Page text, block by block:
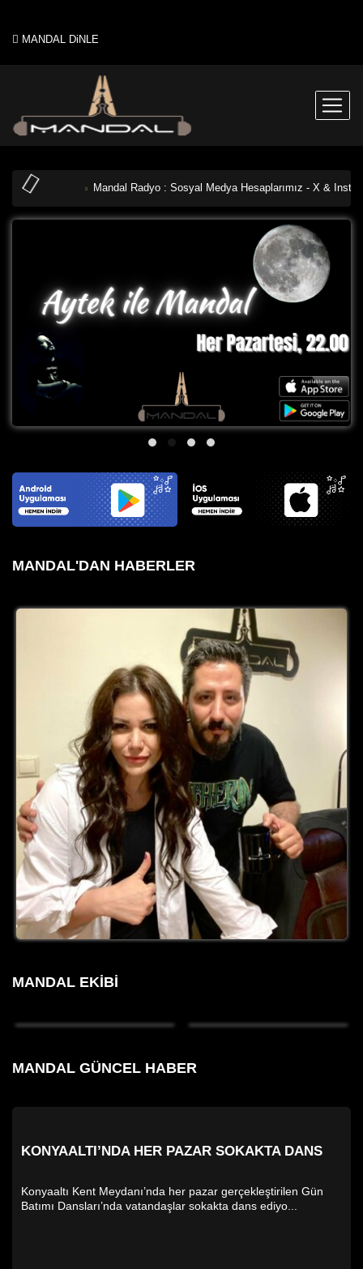
MANDAL DiNLE
Mandal Radyo : Sosyal Medya Hesaplarımız - X &
MANDAL'DAN HABERLER
MANDAL EKIBI
MANDAL GÜNCEL HABER
KONYAALTI’NDA HER PAZAR SOKAKTA DANS
Konyaaltı Kent Meydanı’nda her pazar gerçekleştirilen Gün
Batımı Dansları’nda vatandaşlar sokakta dans ediyo...